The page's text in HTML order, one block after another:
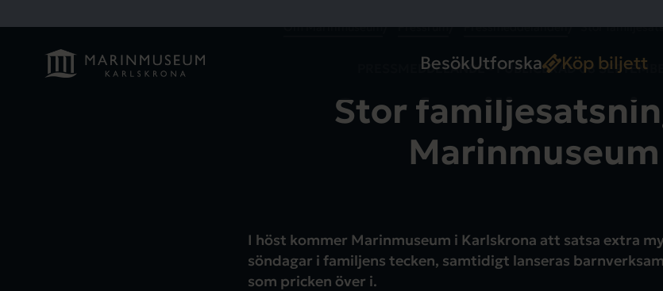
BesökUtforska Köp biljett
Om Marinmuseum Pressrum Pressmeddelanden Stor
PRESSMEDDELANDE - PUBLICERAD08
Stor
Marinmuseum
I höst kommer Marinmuseum i Karlskrona att satsa extra
söndagar i familjens tecken, samtidigt lanseras
som pricken över i.